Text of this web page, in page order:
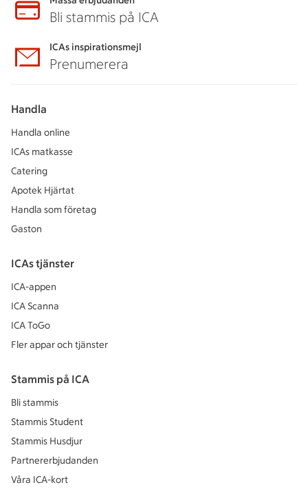
Bli stammis på ICA
ICAs inspirationsmejl
Prenumerera
Handla
Handla online
ICAs matkasse
Catering
Apotek Hjärtat
Handla som företag
Gaston
ICAs tjänster
ICA-appen
ICA Scanna
ICA ToGo
Fler appar och tjänster
Stammis på ICA
Bli stammis
Stammis Student
Stammis Husdjur
Partnererbjudanden
Våra ICA-kort